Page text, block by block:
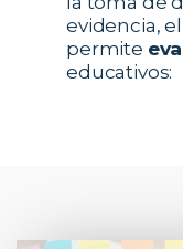
evidencia,
permite
educativos: